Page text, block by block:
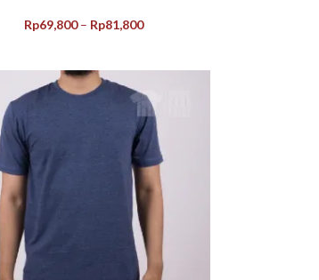
Rp69,800 – Rp81,800